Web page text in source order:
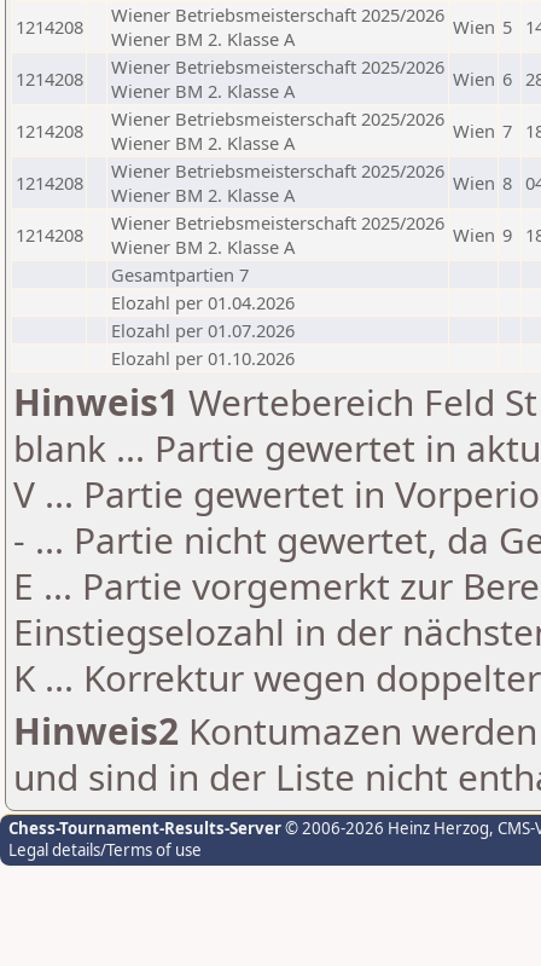
1214208
Wiener Betriebsmeisterschaft 2025/2026
Wiener BM 2. Klasse A
Wien 5
1214208
Wiener Betriebsmeisterschaft 2025/2026
Wiener BM 2. Klasse A
Wien 6
1214208
Wiener Betriebsmeisterschaft 2025/2026
Wiener BM 2. Klasse A
Wien 7
1214208
Wiener Betriebsmeisterschaft 2025/2026
Wiener BM 2. Klasse A
Wien 8
1214208
Wiener Betriebsmeisterschaft 2025/2026
Wiener BM 2. Klasse A
Wien 9
Gesamtpartien 7
Elozahl per 01.04.2026
Elozahl per 01.07.2026
Elozahl per 01.10.2026
Hinweis1 Wertebereich Feld
blank ... Partie gewertet in
V ... Partie gewertet in
- ... Partie nicht gewertet, da
E ... Partie vorgemerkt zur
Einstiegselozahl in der
K ... Korrektur wegen
Hinweis2 Kontumazen
und sind in der Liste nicht
Chess-Tournament-Results-Server© 2006-2026 Heinz Herzog,
Legal details/Terms of use